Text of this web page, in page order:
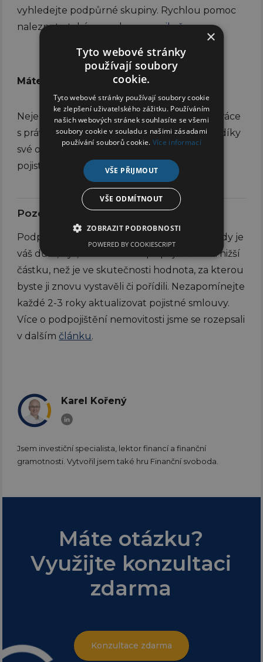
vyhledejte podpůrné skupiny. Rychlou pomoc
naleznete také na webunepanikař.
Máte problémy s pojistným plněním?
Nejen při vyšších škodách se vyplatí spolupráce
s právním zastoupením např. sEUCS, která díky
své odborné praxi má šanci vám získat vyšší
pojistné plnění.
Pozor na podpojištění nemovitosti
Podpojištění nemovitosti nastává v situaci, kdy je
váš dům, byt, chata či chalupa pojištěna na nižší
částku, než je ve skutečnosti hodnota, za kterou
byste ji znovu vystavěli či pořídili. Nezapomínejte
každé 2-3 roky aktualizovat pojistné smlouvy.
Více o podpojištění nemovitosti jsme se rozepsali
v dalšímčlánku.
Karel Kořený
Jsem investiční specialista, lektor financí a finanční
gramotnosti. Vytvořil jsem také hru Finanční svoboda.
Máte otázku?
Využijte konzultaci
zdarma
Konzultace zdarma
×
Tyto webové stránky
používají soubory
cookie.
Tyto webové stránky používají soubory cookie
ke zlepšení uživatelského zážitku. Používáním
našich webových stránek souhlasíte se všemi
soubory cookie v souladu s našimi zásadami
používání souborů cookie. Více informací
VŠE PŘIJMOUT
VŠE ODMÍTNOUT
ZOBRAZIT PODROBNOSTI
POWERED BY COOKIESCRIPT